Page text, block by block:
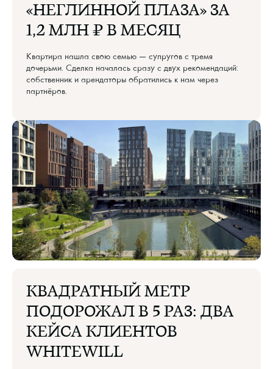
«НЕГЛИННОЙ ПЛАЗА» ЗА
1,2 МЛН ₽ В МЕСЯЦ
Квартира нашла свою семью — супругов с тремя
дочерьми. Сделка началась сразу с двух рекомендаций:
собственник и арендаторы обратились к нам через
партнёров.
КВАДРАТНЫЙ МЕТР
ПОДОРОЖАЛ В 5 РАЗ: ДВА
КЕЙСА КЛИЕНТОВ
WHITEWILL